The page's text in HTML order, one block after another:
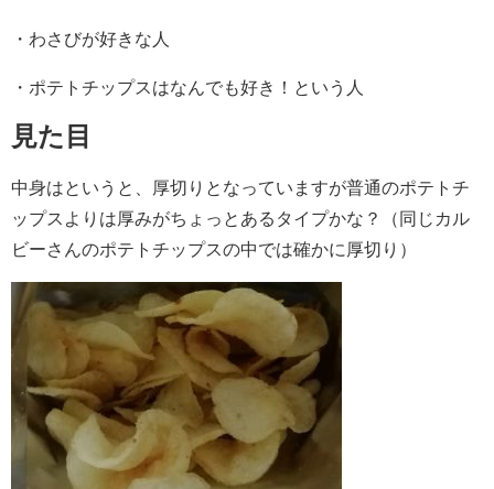
・わさびが好きな人
・ポテトチップスはなんでも好き！という人
見た目
中身はというと、厚切りとなっていますが普通のポテトチ
ップスよりは厚みがちょっとあるタイプかな？（同じカル
ビーさんのポテトチップスの中では確かに厚切り）